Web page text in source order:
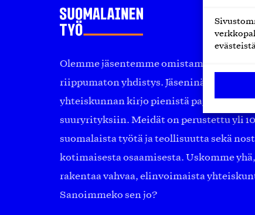
Olemme jäsentemme omistama
riippumaton yhdistys. Jäseninämme on
yhteiskunnan kirjo pienistä pajoista ja
suuryrityksiin. Meidät on perustettu yli
suomalaista työtä ja teollisuutta sekä
kotimaisesta osaamisesta. Uskomme
rakentaa vahvaa, elinvoimaista
Sanoimmeko sen jo?